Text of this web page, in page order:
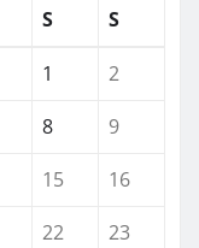
S S
1
2
8
9
15
16
22
23